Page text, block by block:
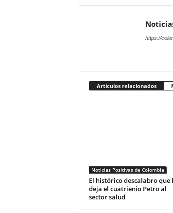
https://
Artículos relacionados
Noticias Positivas de Colombia
El histórico descalabro que
deja el cuatrienio Petro al
sector salud